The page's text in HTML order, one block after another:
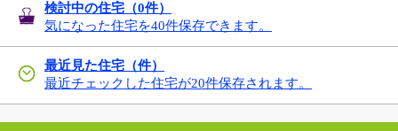
検討中の住宅（0件）
気になった住宅を40件保存できます。
最近見た住宅（件）
最近チェックした住宅が20件保存されます。